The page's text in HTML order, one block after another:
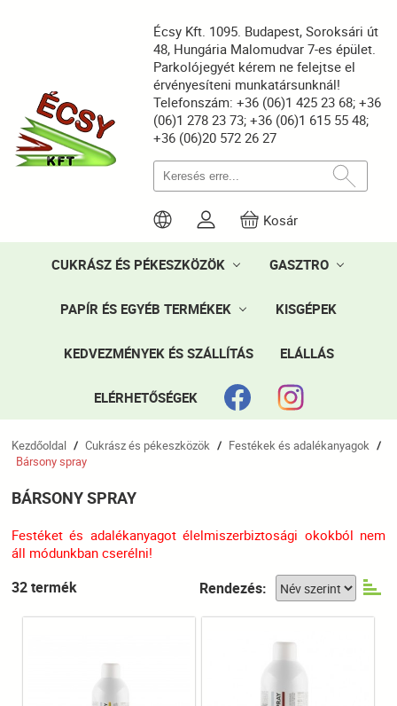
Écsy Kft. 1095. Budapest, Soroksári út
48, Hungária Malomudvar 7-es épület.
Parkolójegyét kérem ne felejtse el
érvényesíteni munkatársunknál!
Telefonszám: +36 (06)1 425 23 68; +36
(06)1 278 23 73; +36 (06)1 615 55 48;
+36 (06)20 572 26 27
Kosár
CUKRÁSZ ÉS PÉKESZKÖZÖK GASZTRO
PAPÍR ÉS EGYÉB TERMÉKEK KISGÉPEK
KEDVEZMÉNYEK ÉS SZÁLLÍTÁS ELÁLLÁS
ELÉRHETŐSÉGEK
Kezdőoldal / Cukrász és pékeszközök / Festékek és adalékanyagok /
Bársony spray
BÁRSONY SPRAY
Festéket és adalékanyagot élelmiszerbiztosági okokból nem
áll módunkban cserélni!
32 termék Rendezés: